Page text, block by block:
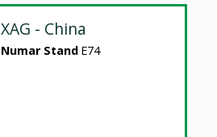
XAG - China
Numar Stand E74